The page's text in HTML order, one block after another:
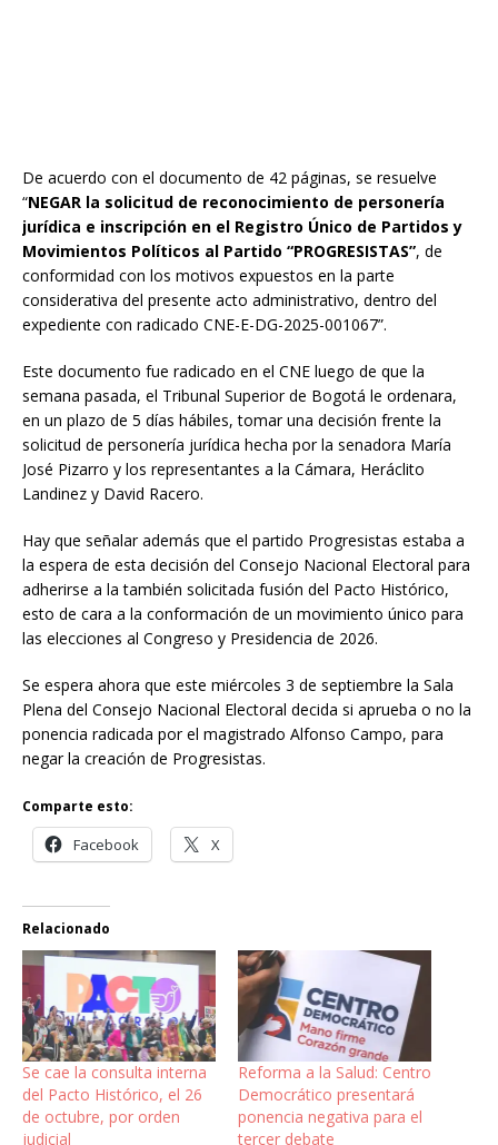
De acuerdo con el documento de 42 páginas, se resuelve
“NEGAR la solicitud de reconocimiento de personería
jurídica e inscripción en el Registro Único de Partidos y
Movimientos Políticos al Partido “PROGRESISTAS”, de
conformidad con los motivos expuestos en la parte
considerativa del presente acto administrativo, dentro del
expediente con radicado CNE-E-DG-2025-001067”.
Este documento fue radicado en el CNE luego de que la
semana pasada, el Tribunal Superior de Bogotá le ordenara,
en un plazo de 5 días hábiles, tomar una decisión frente la
solicitud de personería jurídica hecha por la senadora María
José Pizarro y los representantes a la Cámara, Heráclito
Landinez y David Racero.
Hay que señalar además que el partido Progresistas estaba a
la espera de esta decisión del Consejo Nacional Electoral para
adherirse a la también solicitada fusión del Pacto Histórico,
esto de cara a la conformación de un movimiento único para
las elecciones al Congreso y Presidencia de 2026.
Se espera ahora que este miércoles 3 de septiembre la Sala
Plena del Consejo Nacional Electoral decida si aprueba o no la
ponencia radicada por el magistrado Alfonso Campo, para
negar la creación de Progresistas.
Comparte esto:
Facebook X
Relacionado
Se cae la consulta interna
del Pacto Histórico, el 26
de octubre, por orden
judicial
Reforma a la Salud: Centro
Democrático presentará
ponencia negativa para el
tercer debate